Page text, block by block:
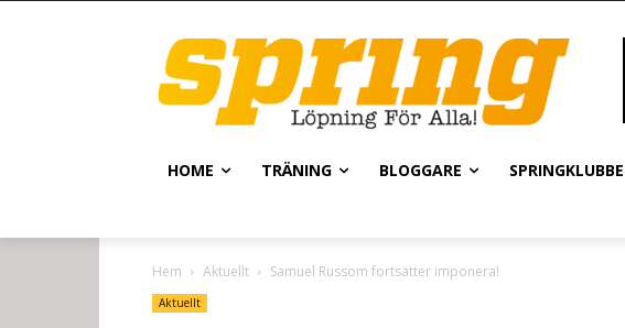
HOME TRÄNING BLOGGARE
Hem Aktuellt Samuel Russom fortsätter imponera!
Aktuellt